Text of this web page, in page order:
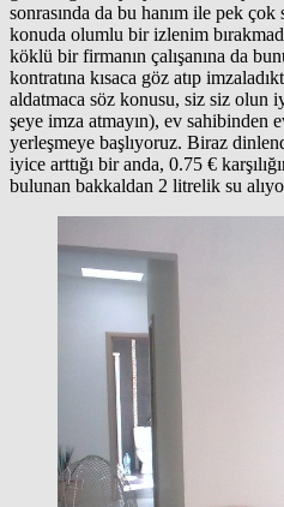
sonrasında da bu hanım ile pek
konuda olumlu bir izlenim
köklü bir firmanın çalışanına da
kontratına kısaca göz atıp
aldatmaca söz konusu, siz siz olun
şeye imza atmayın), ev
yerleşmeye başlıyoruz. Biraz
iyice arttığı bir anda, 0.75 €
bulunan bakkaldan 2 litrelik su